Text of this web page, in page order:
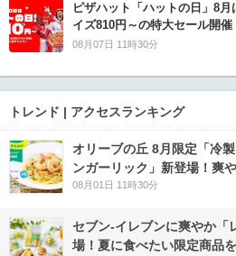
ピザハット「ハットの日」8
イズ810円～の特大セール開催
08月07日 11時30分
トレンド | アクセスランキング
オリーブの丘 8月限定「冷
ンガーリック」新登場！爽
08月01日 11時30分
セブン‐イレブンに爽やか
場！夏に食べたい限定商品